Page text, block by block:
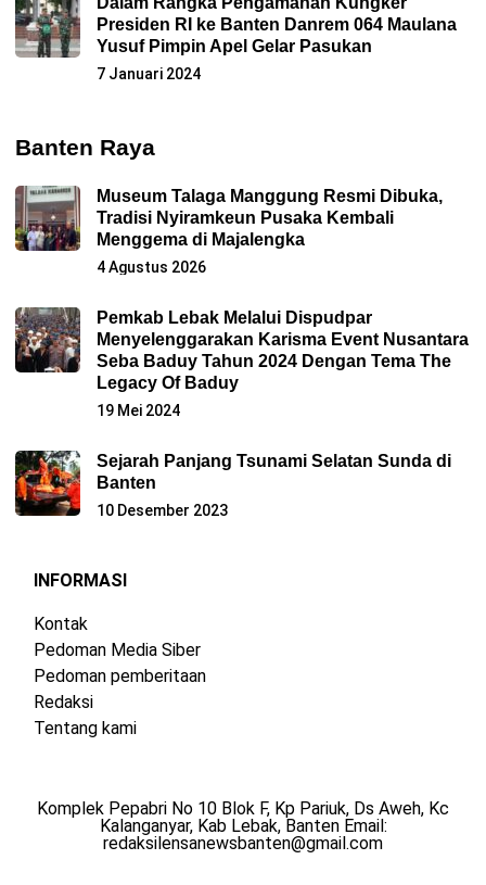
Presiden RI ke Banten Danrem 064 Maulana
Yusuf Pimpin Apel Gelar Pasukan
7 Januari 2024
Banten Raya
Museum Talaga Manggung Resmi Dibuka,
Tradisi Nyiramkeun Pusaka Kembali
Menggema di Majalengka
4 Agustus 2026
Pemkab Lebak Melalui Dispudpar
Menyelenggarakan Karisma Event Nusantara
Seba Baduy Tahun 2024 Dengan Tema The
Legacy Of Baduy
19 Mei 2024
Sejarah Panjang Tsunami Selatan Sunda di
Banten
10 Desember 2023
INFORMASI
Kontak
Pedoman Media Siber
Pedoman pemberitaan
Redaksi
Tentang kami
Komplek Pepabri No 10 Blok F, Kp Pariuk, Ds Aweh, Kc
Kalanganyar, Kab Lebak, Banten Email:
redaksilensanewsbanten@gmail.com